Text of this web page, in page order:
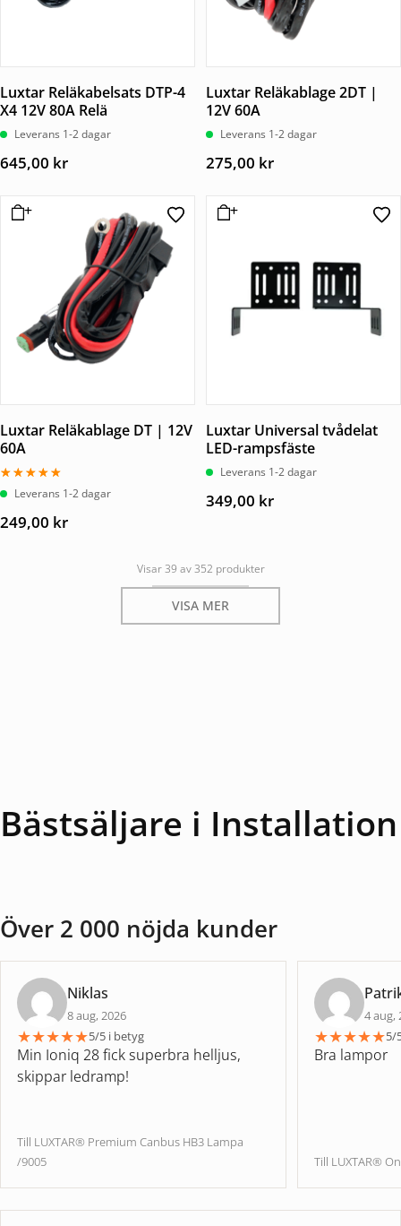
Luxtar Reläkabelsats DTP-4
X4 12V 80A Relä
Leverans 1-2 dagar
645,00 kr
Luxtar Reläkablage 2DT |
12V 60A
Leverans 1-2 dagar
275,00 kr
Luxtar Reläkablage DT | 12V
60A
Betygsatt
5.00Leverans 1-2 dagar
249,00 kr
Luxtar Universal tvådelat
LED-rampsfäste
Leverans 1-2 dagar
349,00 kr
Visar 39 av 352 produkter
VISA MER
Bästsäljare i Installation
Över 2 000 nöjda kunder
Niklas
8 aug, 2026
★★★★★5/5 i betyg
Min Ioniq 28 fick superbra helljus,
skippar ledramp!
Till LUXTAR® Premium Canbus HB3 Lampa
/9005
4 aug,
★★★★★5/
Bra lampor
Till LUXTAR®